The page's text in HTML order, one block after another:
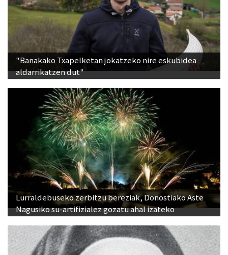
"Banakako Txapelketan jokatzeko nire eskubidea
aldarrikatzen dut"
Lurraldebuseko zerbitzu bereziak, Donostiako Aste
Nagusiko su-artifizialez gozatu ahal izateko